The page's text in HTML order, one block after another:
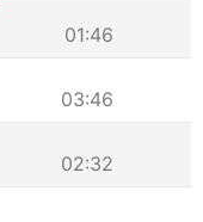
01:46
03:46
02:32